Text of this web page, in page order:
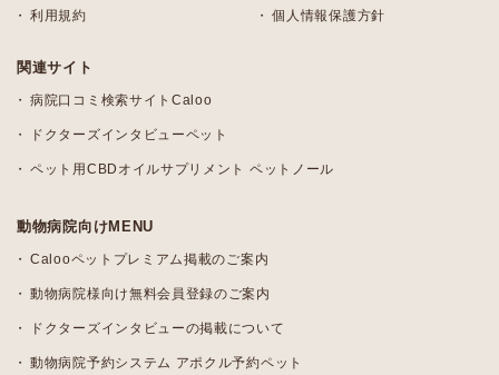
利用規約 個人情報保護方針
関連サイト
病院口コミ検索サイトCaloo
ドクターズインタビューペット
ペット用CBDオイルサプリメント ペットノール
動物病院向けMENU
Calooペットプレミアム掲載のご案内
動物病院様向け無料会員登録のご案内
ドクターズインタビューの掲載について
動物病院予約システム アポクル予約ペット